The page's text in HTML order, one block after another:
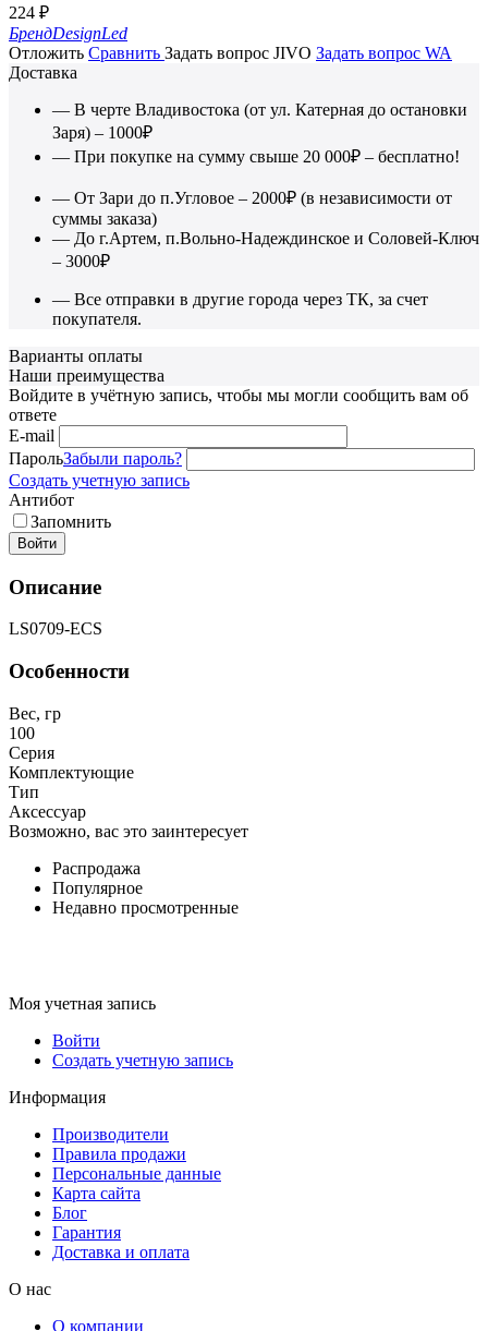
224 ₽
БрендDesignLed
Отложить Сравнить Задать вопрос JIVO Задать вопрос WA
Доставка
— В черте Владивостока (от ул. Катерная до остановки
Заря) – 1000₽
— При покупке на сумму свыше 20 000₽ – бесплатно!
— От Зари до п.Угловое – 2000₽ (в независимости от
суммы заказа)
— До г.Артем, п.Вольно-Надеждинское и Соловей-Ключ
– 3000₽
— Все отправки в другие города через ТК, за счет
покупателя.
Варианты оплаты
Наши преимущества
Войдите в учётную запись, чтобы мы могли сообщить вам об
ответе
E-mail
ПарольЗабыли пароль?
Создать учетную запись
Антибот
Запомнить
Войти
Описание
LS0709-ECS
Особенности
Вес, гр
100
Серия
Комплектующие
Тип
Аксессуар
Возможно, вас это заинтересует
Распродажа
Популярное
Недавно просмотренные
Моя учетная запись
Войти
Создать учетную запись
Информация
Производители
Правила продажи
Персональные данные
Карта сайта
Блог
Гарантия
Доставка и оплата
О нас
О компании